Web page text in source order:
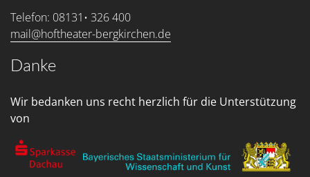
Telefon: 08131• 326 400
mail@hoftheater-bergkirchen.de
Danke
Wir bedanken uns recht herzlich für die Unterstützung
von